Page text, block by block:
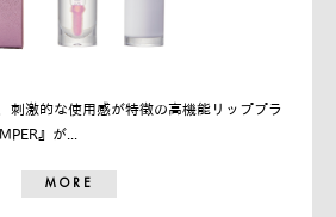
刺激的な使用感が特徴の高機能リッププラ
』が...
MORE